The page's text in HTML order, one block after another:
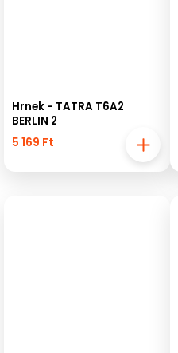
Hrnek - TATRA T6A2
BERLIN 2
5 169 Ft